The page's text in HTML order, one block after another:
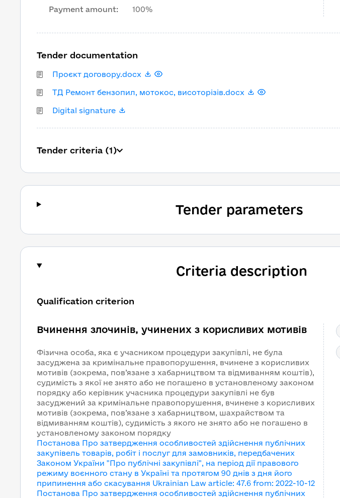
Payment amount: 100%
Tender documentation
Проєкт договору.docx
ТД Ремонт бензопил, мотокос, висоторізів.docx
Digital signature
Tender criteria (1)
Tender parameters
Criteria description
Qualification criterion
Вчинення злочинів, учинених з корисливих мотивів
Фізична особа, яка є учасником процедури закупівлі, не була
засуджена за кримінальне правопорушення, вчинене з корисливих
мотивів (зокрема, пов’язане з хабарництвом та відмиванням коштів),
судимість з якої не знято або не погашено в установленому законом
порядку або керівник учасника процедури закупівлі не був
засуджений за кримінальне правопорушення, вчинене з корисливих
мотивів (зокрема, пов’язане з хабарництвом, шахрайством та
відмиванням коштів), судимість з якого не знято або не погашено в
установленому законом порядку
Постанова Про затвердження особливостей здійснення публічних
закупівель товарів, робіт і послуг для замовників, передбачених
Законом України "Про публічні закупівлі", на період дії правового
режиму воєнного стану в Україні та протягом 90 днів з дня його
припинення або скасування Ukrainian Law article: 47.6 from: 2022-10-12
Постанова Про затвердження особливостей здійснення публічних